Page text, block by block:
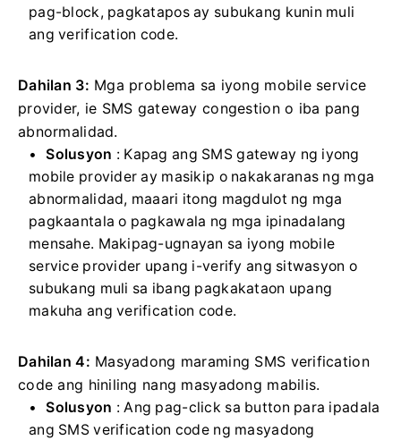
pag-block, pagkatapos ay subukang kunin muli
ang verification code.
Dahilan 3: Mga problema sa iyong mobile service
provider, ie SMS gateway congestion o iba pang
abnormalidad.
Solusyon : Kapag ang SMS gateway ng iyong
mobile provider ay masikip o nakakaranas ng mga
abnormalidad, maaari itong magdulot ng mga
pagkaantala o pagkawala ng mga ipinadalang
mensahe. Makipag-ugnayan sa iyong mobile
service provider upang i-verify ang sitwasyon o
subukang muli sa ibang pagkakataon upang
makuha ang verification code.
Dahilan 4: Masyadong maraming SMS verification
code ang hiniling nang masyadong mabilis.
Solusyon : Ang pag-click sa button para ipadala
ang SMS verification code ng masyadong